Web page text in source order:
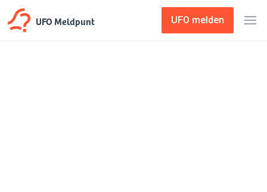
UFO Meldpunt UFO melden